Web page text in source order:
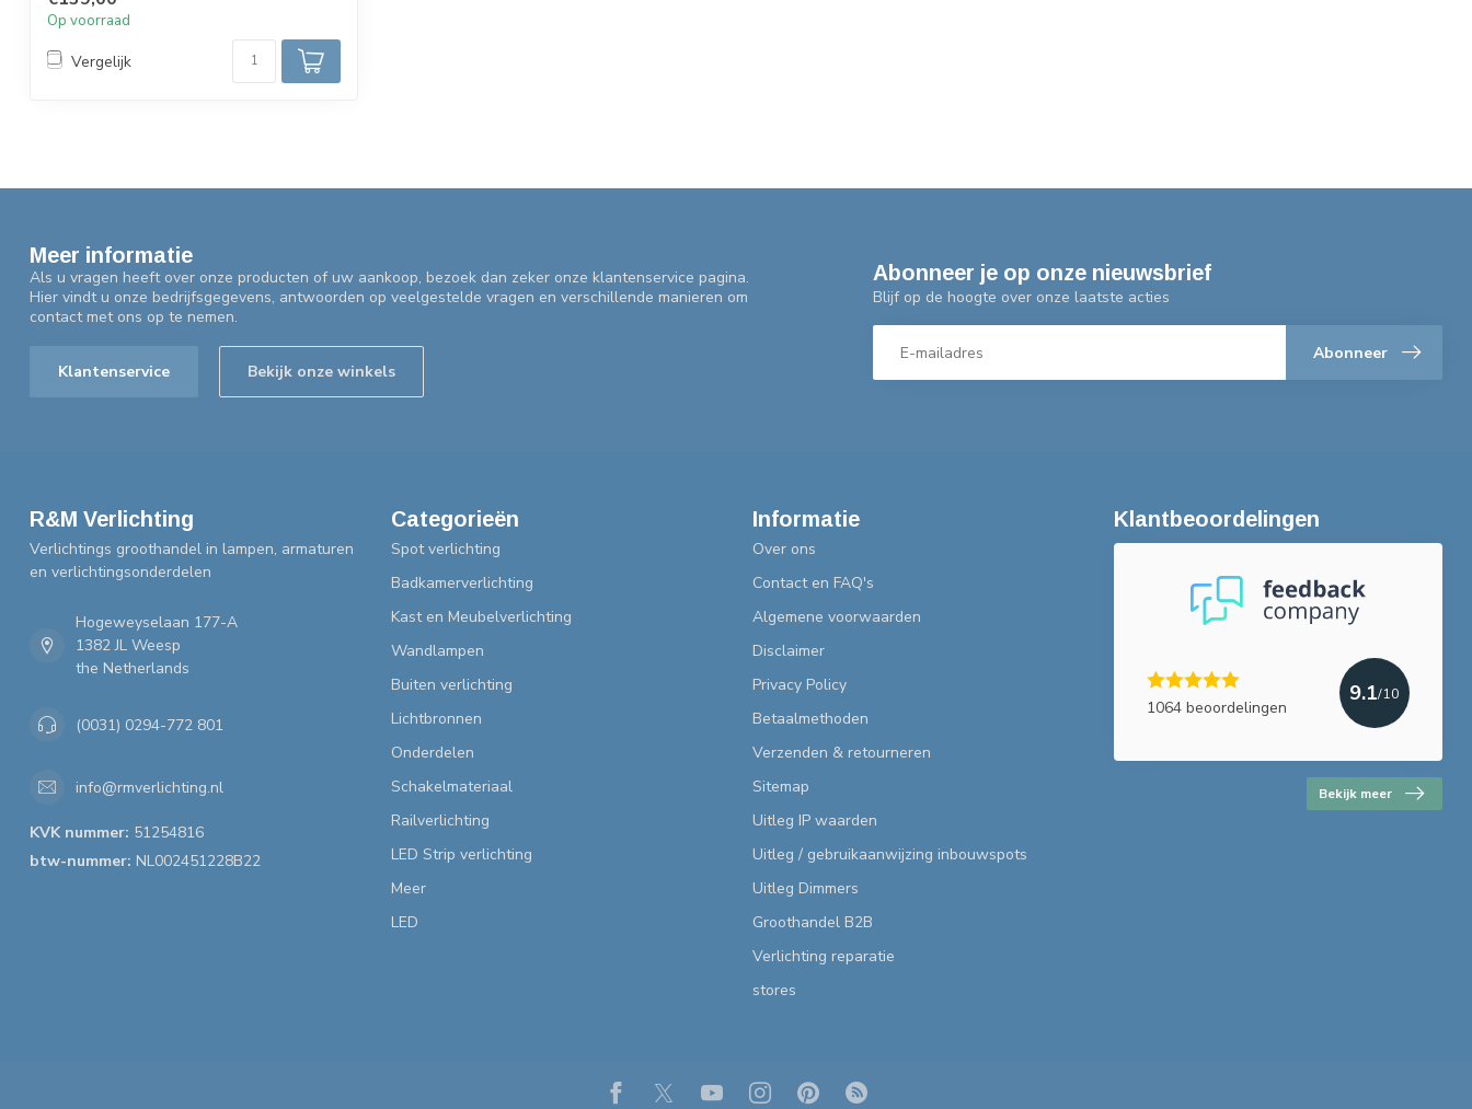
Op voorraad
Vergelijk
Meer informatie
Als u vragen heeft over onze producten of uw aankoop, bezoek dan zeker onze klantenservice pagina.
Hier vindt u onze bedrijfsgegevens, antwoorden op veelgestelde vragen en verschillende manieren om
contact met ons op te nemen.
Klantenservice Bekijk onze winkels
Abonneer je op onze nieuwsbrief
Blijf op de hoogte over onze laatste acties
Abonneer
R&M Verlichting
Verlichtings groothandel in lampen, armaturen
en verlichtingsonderdelen
Hogeweyselaan 177-A
1382 JL Weesp
the Netherlands
(0031) 0294-772 801
info@rmverlichting.nl
KVK nummer: 51254816
btw-nummer: NL002451228B22
Categorieën
Spot verlichting
Badkamerverlichting
Kast en Meubelverlichting
Wandlampen
Buiten verlichting
Lichtbronnen
Onderdelen
Schakelmateriaal
Railverlichting
LED Strip verlichting
Meer
LED
Informatie
Over ons
Contact en FAQ's
Algemene voorwaarden
Disclaimer
Privacy Policy
Betaalmethoden
Verzenden & retourneren
Sitemap
Uitleg IP waarden
Uitleg / gebruikaanwijzing inbouwspots
Uitleg Dimmers
Groothandel B2B
Verlichting reparatie
stores
Klantbeoordelingen
1064 beoordelingen
9.1/10
Bekijk meer